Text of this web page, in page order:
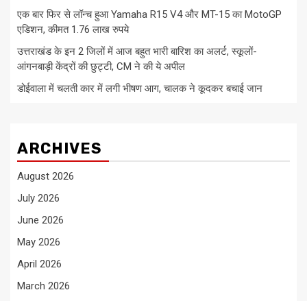
एक बार फिर से लॉन्च हुआ Yamaha R15 V4 और MT-15 का MotoGP
एडिशन, कीमत 1.76 लाख रुपये
उत्तराखंड के इन 2 जिलों में आज बहुत भारी बारिश का अलर्ट, स्कूलों-
आंगनबाड़ी केंद्रों की छुट्टी, CM ने की ये अपील
डोईवाला में चलती कार में लगी भीषण आग, चालक ने कूदकर बचाई जान
ARCHIVES
August 2026
July 2026
June 2026
May 2026
April 2026
March 2026